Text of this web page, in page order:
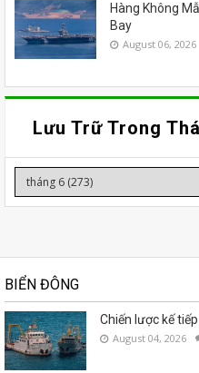
Hàng Không
Bay
August 06, 2026
Lưu Trữ Trong
BIỂN ĐÔNG
Chiến lược kế
August 04, 2026